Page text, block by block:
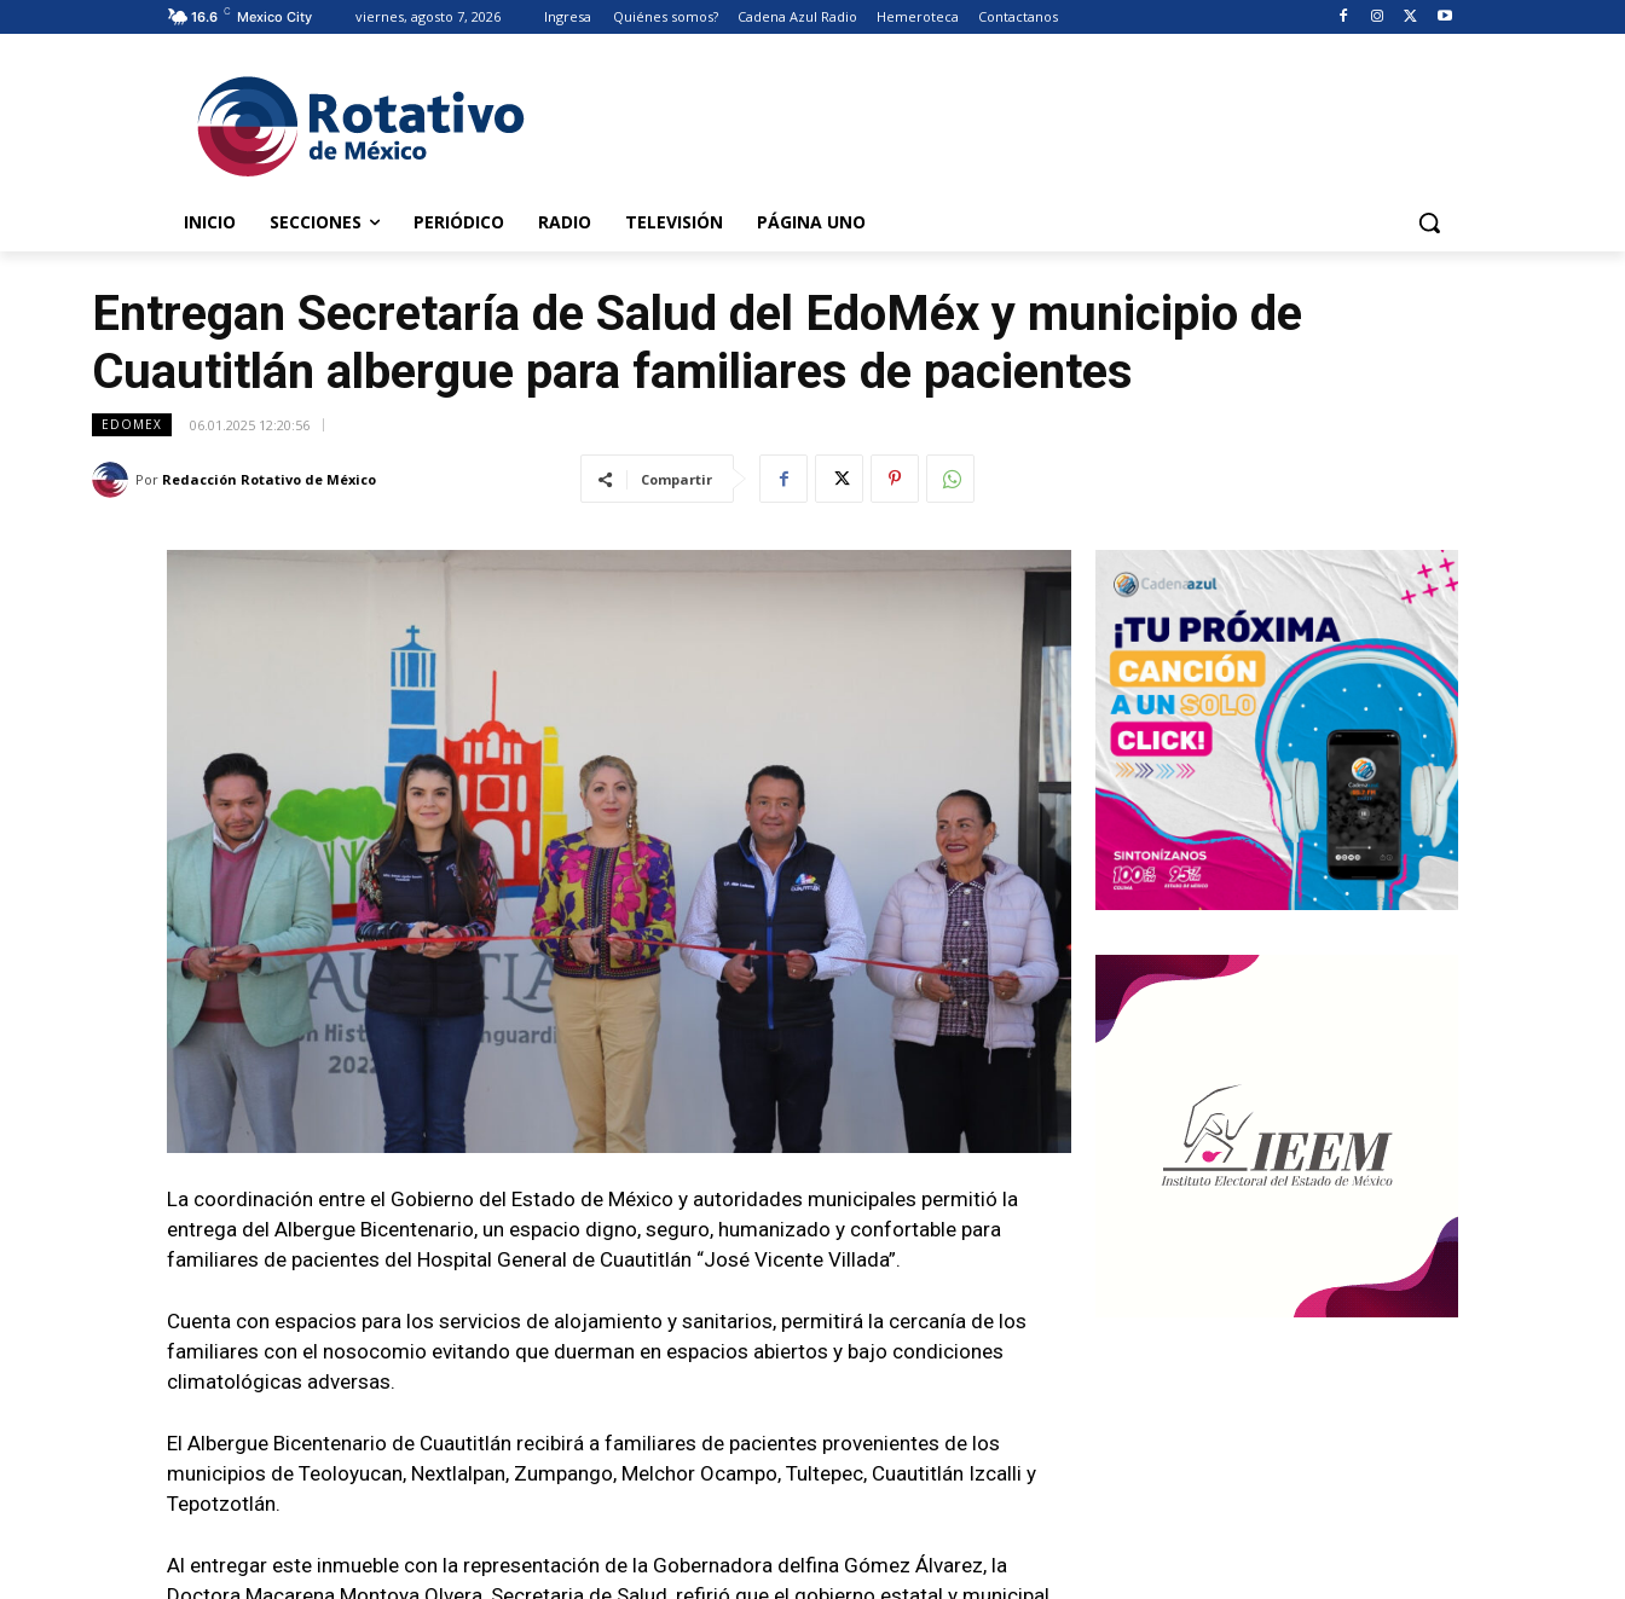
16.6 C Mexico City viernes, agosto 7, 2026 Ingresa Quiénes somos? Cadena Azul Radio Hemeroteca Contactanos
INICIO SECCIONES PERIÓDICO RADIO TELEVISIÓN PÁGINA UNO
Entregan Secretaría de Salud del EdoMéx y municipio de
Cuautitlán albergue para familiares de pacientes
EDOMEX 06.01.2025 12:20:56
Por Redacción Rotativo de México Compartir
La coordinación entre el Gobierno del Estado de México y autoridades municipales permitió la
entrega del Albergue Bicentenario, un espacio digno, seguro, humanizado y confortable para
familiares de pacientes del Hospital General de Cuautitlán “José Vicente Villada”.
Cuenta con espacios para los servicios de alojamiento y sanitarios, permitirá la cercanía de los
familiares con el nosocomio evitando que duerman en espacios abiertos y bajo condiciones
climatológicas adversas.
El Albergue Bicentenario de Cuautitlán recibirá a familiares de pacientes provenientes de los
municipios de Teoloyucan, Nextlalpan, Zumpango, Melchor Ocampo, Tultepec, Cuautitlán Izcalli y
Tepotzotlán.
Al entregar este inmueble con la representación de la Gobernadora delfina Gómez Álvarez, la